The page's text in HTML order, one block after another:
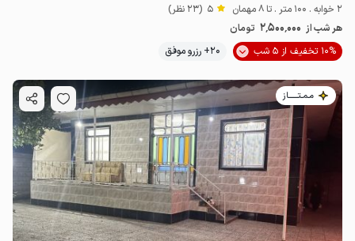
2 خوابه . 100 متر . تا 8 مهمان 5 (23 نظر)
هر شب از 2٬500٬000 تومان
10% تخفیف از 5 شب
20+ رزرو موفق
مـمـتــــــاز